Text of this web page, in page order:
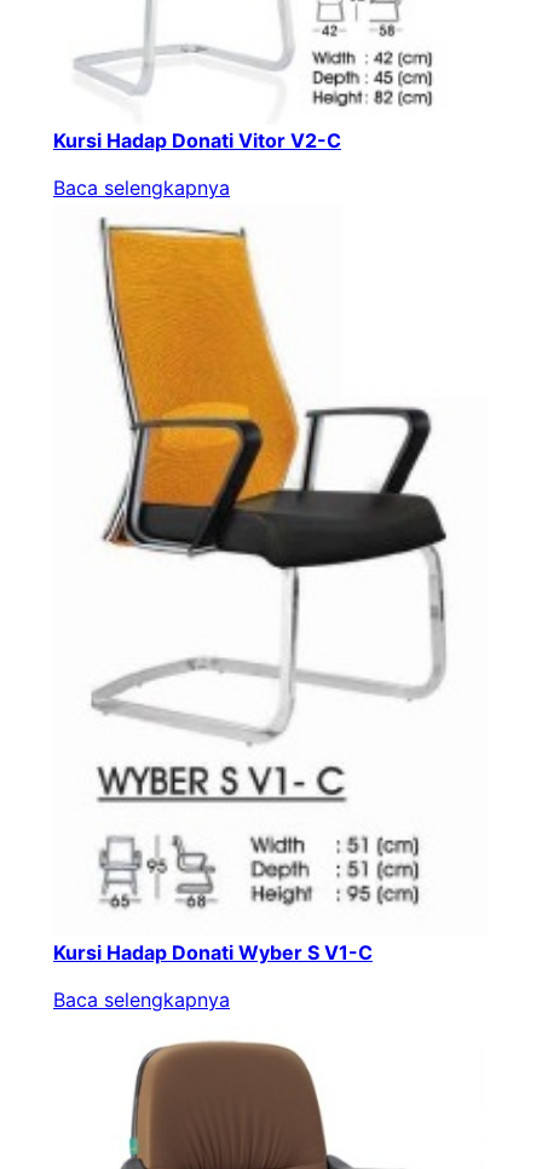
Kursi Hadap Donati Vitor V2-C
Baca selengkapnya
Kursi Hadap Donati Wyber S V1-C
Baca selengkapnya